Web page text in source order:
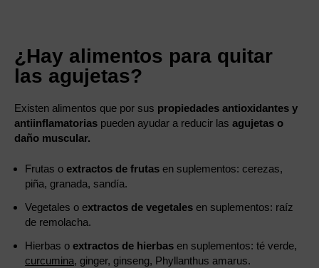
¿Hay alimentos para quitar
las agujetas?
Existen alimentos que por sus propiedades antioxidantes y
antiinflamatorias pueden ayudar a reducir las agujetas o
daño muscular.
Frutas o extractos de frutas en suplementos: cerezas,
piña, granada, sandía.
Vegetales o extractos de vegetales en suplementos: raíz
de remolacha.
Hierbas o extractos de hierbas en suplementos: té verde,
curcumina, ginger, ginseng, Phyllanthus amarus.